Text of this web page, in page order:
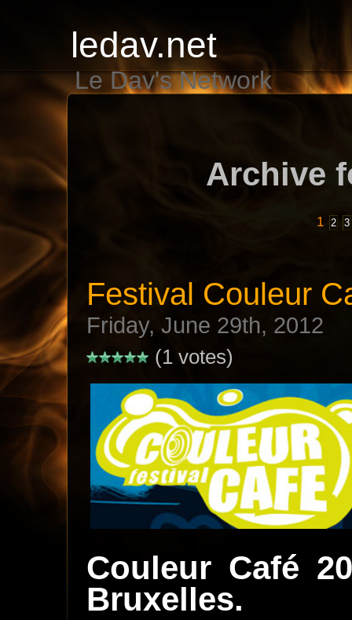
ledav.net
Le Dav's Network
Archive
1 2 3
Festival Couleur
Friday, June 29th, 2012
(1 votes)
Couleur Café
Bruxelles.